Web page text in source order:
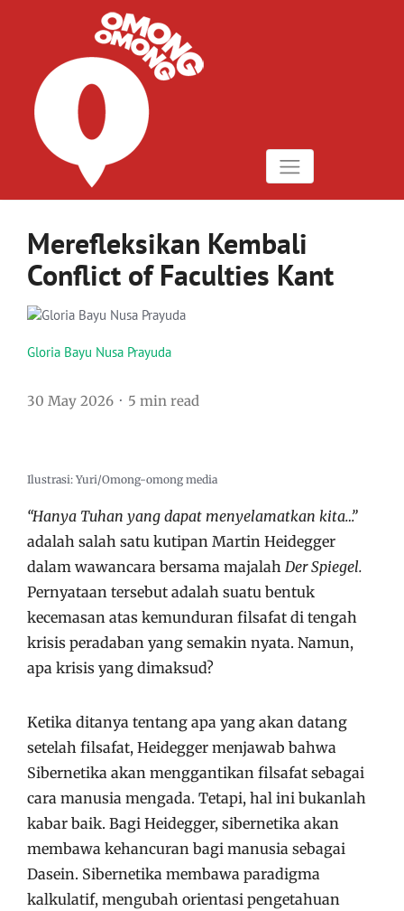
Merefleksikan Kembali
Conflict of Faculties Kant
Gloria Bayu Nusa Prayuda
30 May 2026 5 min read
Ilustrasi: Yuri/Omong-omong media
“Hanya Tuhan yang dapat menyelamatkan kita…”
adalah salah satu kutipan Martin Heidegger
dalam wawancara bersama majalah Der Spiegel.
Pernyataan tersebut adalah suatu bentuk
kecemasan atas kemunduran filsafat di tengah
krisis peradaban yang semakin nyata. Namun,
apa krisis yang dimaksud?
Ketika ditanya tentang apa yang akan datang
setelah filsafat, Heidegger menjawab bahwa
Sibernetika akan menggantikan filsafat sebagai
cara manusia mengada. Tetapi, hal ini bukanlah
kabar baik. Bagi Heidegger, sibernetika akan
membawa kehancuran bagi manusia sebagai
Dasein. Sibernetika membawa paradigma
kalkulatif, mengubah orientasi pengetahuan